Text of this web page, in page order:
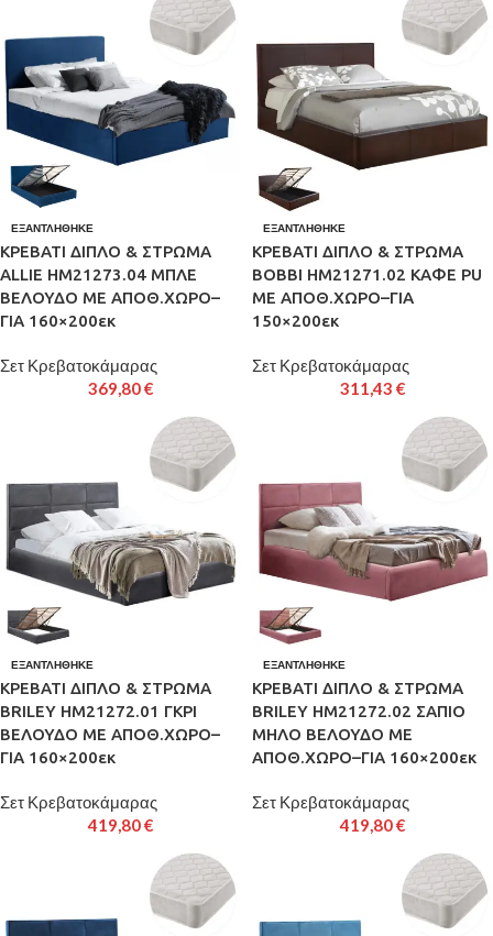
ΕΞΑΝΤΛΉΘΗΚΕ
ΚΡΕΒΑΤΙ ΔΙΠΛΟ & ΣΤΡΩΜΑ
ALLIE HM21273.04 ΜΠΛΕ
ΒΕΛΟΥΔΟ ΜΕ ΑΠΟΘ.ΧΩΡΟ–
ΓΙΑ 160×200εκ
Σετ Κρεβατοκάμαρας
369,80€
ΕΞΑΝΤΛΉΘΗΚΕ
ΚΡΕΒΑΤΙ ΔΙΠΛΟ & ΣΤΡΩΜΑ
BOBBI HM21271.02 ΚΑΦΕ PU
ΜΕ ΑΠΟΘ.ΧΩΡΟ–ΓΙΑ
150×200εκ
Σετ Κρεβατοκάμαρας
311,43 €
ΕΞΑΝΤΛΉΘΗΚΕ
ΚΡΕΒΑΤΙ ΔΙΠΛΟ & ΣΤΡΩΜΑ
BRILEY HM21272.01 ΓΚΡΙ
ΒΕΛΟΥΔΟ ΜΕ ΑΠΟΘ.ΧΩΡΟ–
ΓΙΑ 160×200εκ
Σετ Κρεβατοκάμαρας
419,80€
ΕΞΑΝΤΛΉΘΗΚΕ
ΚΡΕΒΑΤΙ ΔΙΠΛΟ & ΣΤΡΩΜΑ
BRILEY HM21272.02 ΣΑΠΙΟ
ΜΗΛΟ ΒΕΛΟΥΔΟ ΜΕ
ΑΠΟΘ.ΧΩΡΟ–ΓΙΑ 160×200εκ
Σετ Κρεβατοκάμαρας
419,80€